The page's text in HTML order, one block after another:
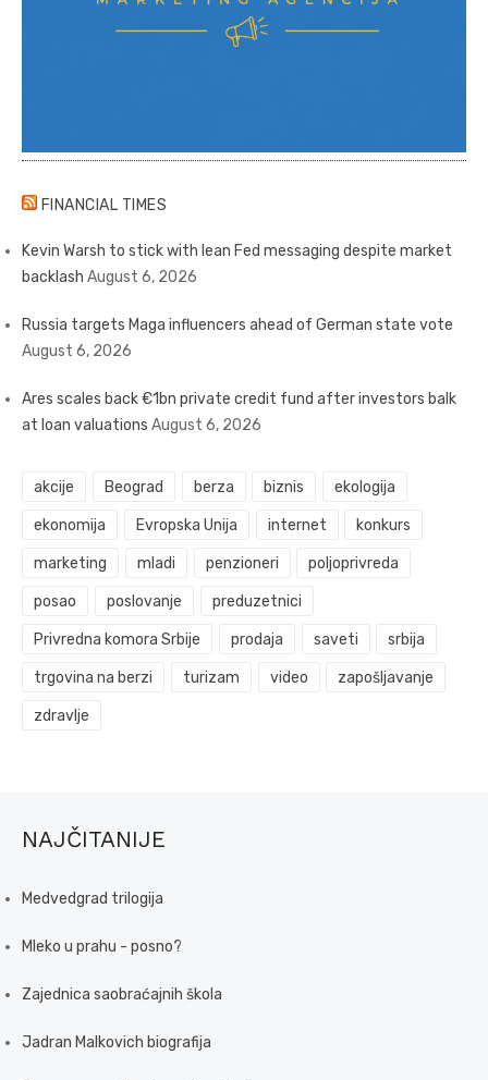
FINANCIAL TIMES
Kevin Warsh to stick with lean Fed messaging despite market
backlash August 6, 2026
Russia targets Maga influencers ahead of German state vote
August 6, 2026
Ares scales back €1bn private credit fund after investors balk
at loan valuations August 6, 2026
akcije Beograd berza biznis ekologija
ekonomija Evropska Unija internet konkurs
marketing mladi penzioneri poljoprivreda
posao poslovanje preduzetnici
Privredna komora Srbije prodaja saveti srbija
trgovina na berzi turizam video zapošljavanje
zdravlje
NAJČITANIJE
Medvedgrad trilogija
Mleko u prahu - posno?
Zajednica saobraćajnih škola
Jadran Malkovich biografija